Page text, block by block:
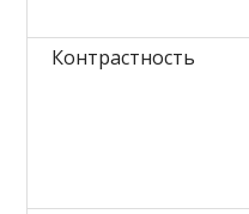
Контрастность